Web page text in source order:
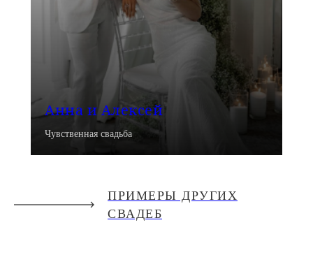
Анна и Алексей
Чувственная свадьба
ПРИМЕРЫ ДРУГИХ
СВАДЕБ